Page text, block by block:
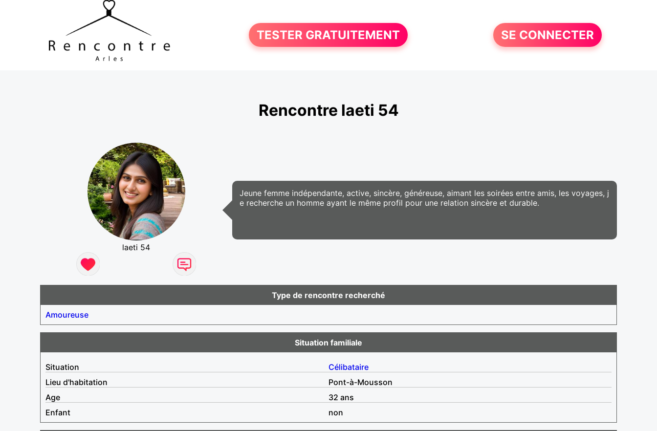
TESTER GRATUITEMENT SE CONNECTER
Rencontre laeti 54
laeti 54
Jeune femme indépendante, active, sincère, généreuse, aimant les soirées entre amis, les voyages, j
e recherche un homme ayant le même profil pour une relation sincère et durable.
Type de rencontre recherché
Amoureuse
Situation familiale
Situation
Célibataire
Lieu d'habitation
Pont-à-Mousson
Age
32 ans
Enfant
non